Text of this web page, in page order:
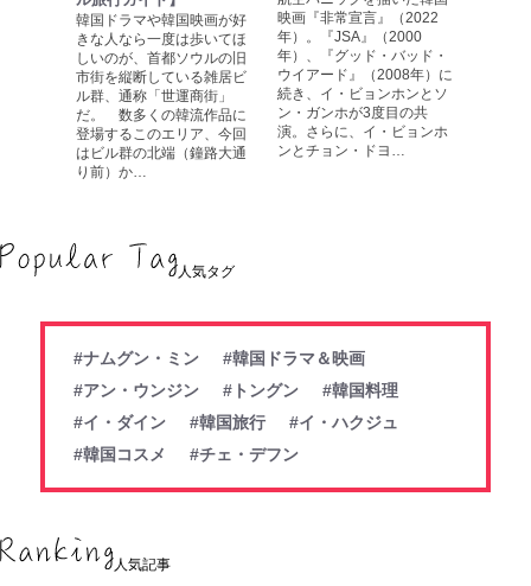
韓国ドラマや韓国映画が好
きな人なら一度は歩いてほ
しいのが、首都ソウルの旧
市街を縦断している雑居ビ
ル群、通称「世運商街」
だ。 数多くの韓流作品に
登場するこのエリア、今回
はビル群の北端（鐘路大通
り前）か…
映画『非常宣言』（2022
年）。『JSA』（2000
年）、『グッド・バッド・
ウイアード』（2008年）に
続き、イ・ビョンホンとソ
ン・ガンホが3度目の共
演。さらに、イ・ビョンホ
ンとチョン・ドヨ…
人気タグ
#ナムグン・ミン
#韓国ドラマ＆映画
#アン・ウンジン
#トングン
#韓国料理
#イ・ダイン
#韓国旅行
#イ・ハクジュ
#韓国コスメ
#チェ・デフン
人気記事